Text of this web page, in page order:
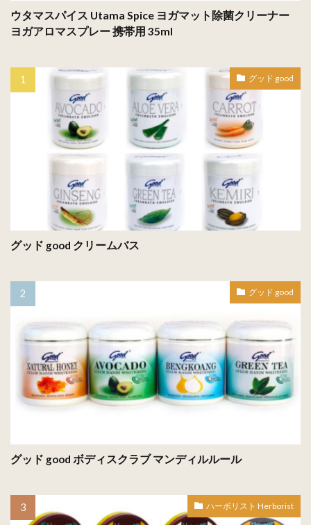
ウタマスパイス Utama Spice ヨガマット除菌クリーナー
ヨガアロマスプレー 携帯用 35ml
グッド good
グッド good クリームバス
グッド good
グッド good ボディスクラブ マンディルルール
ハーボリスト Herborist